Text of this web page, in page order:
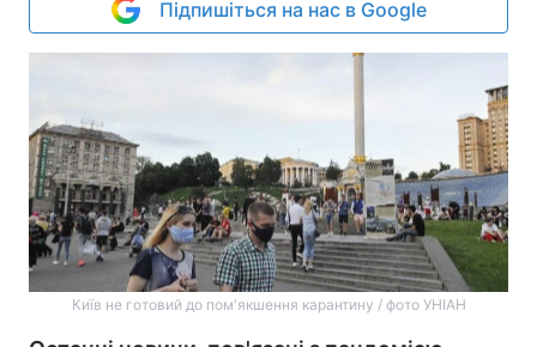
Підпишіться на нас в Google
Київ не готовий до пом'якшення карантину / фото УНІАН